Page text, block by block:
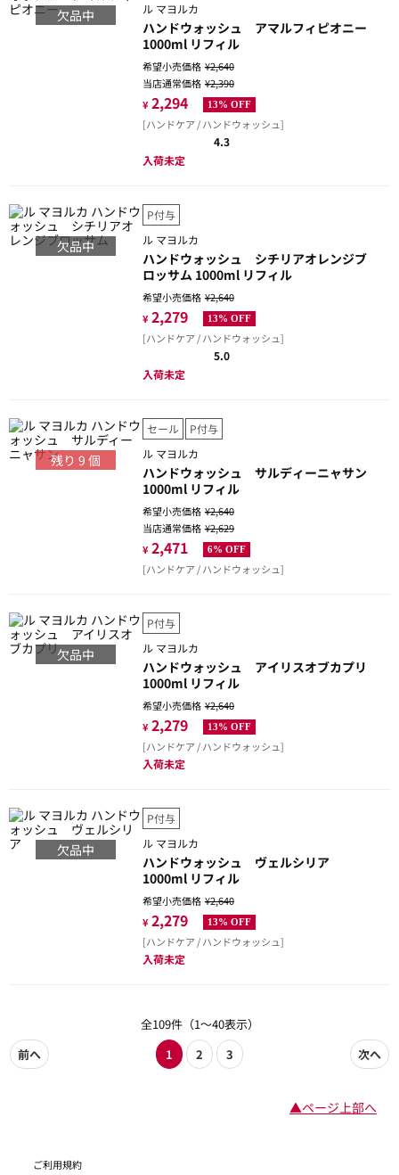
欠品中
ル マヨルカ
ハンドウォッシュ アマルフィピオニー
1000ml リフィル
希望小売価格¥2,640
当店通常価格¥2,390
¥ 2,294 13% OFF
[ハンドケア / ハンドウォッシュ]
4.3
入荷未定
欠品中
P付与
ル マヨルカ
ハンドウォッシュ シチリアオレンジブ
ロッサム 1000ml リフィル
希望小売価格¥2,640
¥ 2,279 13% OFF
[ハンドケア / ハンドウォッシュ]
5.0
入荷未定
残り 9 個
セール
P付与
ル マヨルカ
ハンドウォッシュ サルディーニャサン
1000ml リフィル
希望小売価格¥2,640
当店通常価格¥2,629
¥ 2,471 6% OFF
[ハンドケア / ハンドウォッシュ]
欠品中
P付与
ル マヨルカ
ハンドウォッシュ アイリスオブカプリ
1000ml リフィル
希望小売価格¥2,640
¥ 2,279 13% OFF
[ハンドケア / ハンドウォッシュ]
入荷未定
欠品中
P付与
ル マヨルカ
ハンドウォッシュ ヴェルシリア
1000ml リフィル
希望小売価格¥2,640
¥ 2,279 13% OFF
[ハンドケア / ハンドウォッシュ]
入荷未定
全109件（1～40表示）
前へ
1 2 3 次へ
▲ページ上部へ
ご利用規約